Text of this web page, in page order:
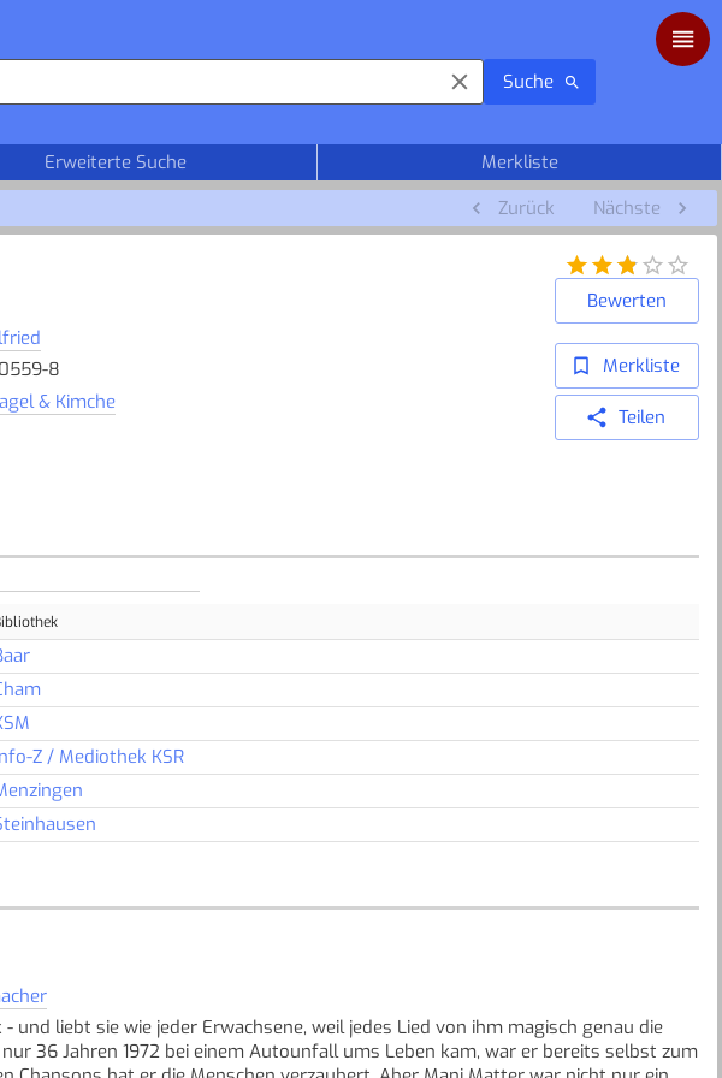
Suche
Erweiterte Suche
Merkliste
Zurück Nächste
8
& Kimche
Bewerten
Merkliste
Teilen
Z / Mediothek KSR
und liebt sie wie jeder Erwachsene, weil jedes Lied von ihm magisch genau die
36 Jahren 1972 bei einem Autounfall ums Leben kam, war er bereits selbst zum